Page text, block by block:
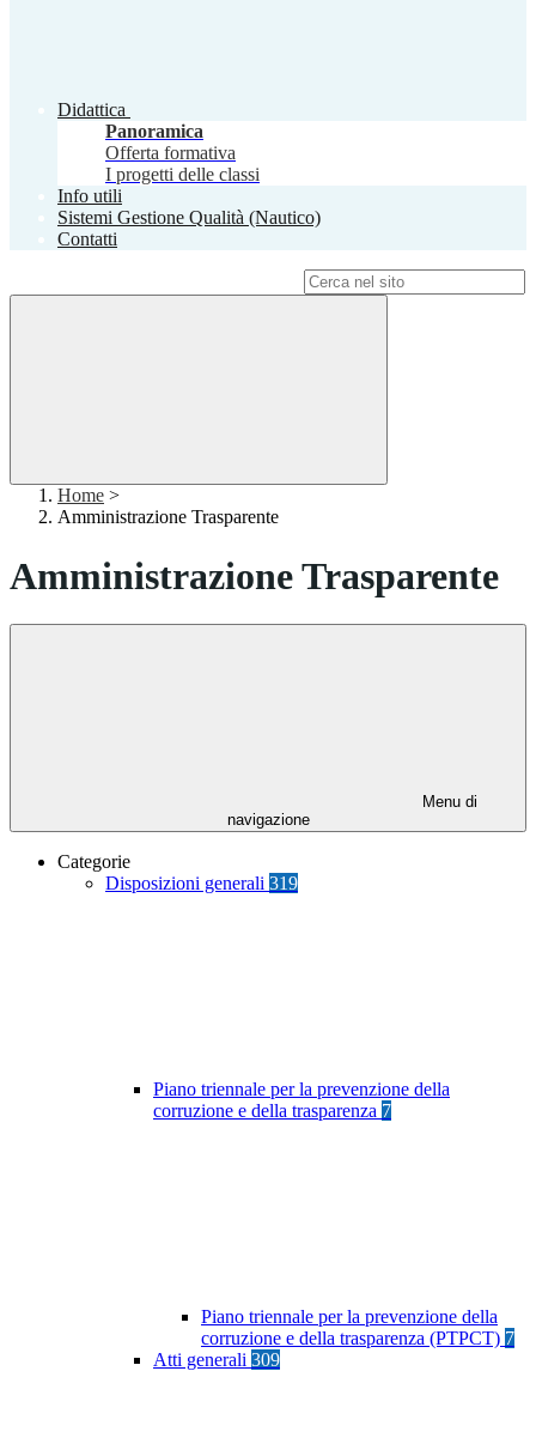
Didattica
Panoramica
Offerta formativa
I progetti delle classi
Info utili
Sistemi Gestione Qualità (Nautico)
Contatti
Home >
Amministrazione Trasparente
Amministrazione Trasparente
Menu di
navigazione
Categorie
Disposizioni generali 319
Piano triennale per la prevenzione della
corruzione e della trasparenza 7
Piano triennale per la prevenzione della
corruzione e della trasparenza (PTPCT) 7
Atti generali 309